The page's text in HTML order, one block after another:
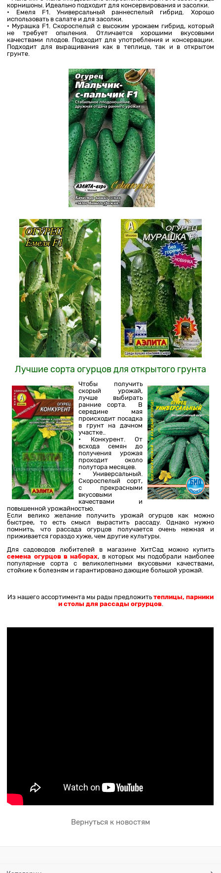
корнишоны. Идеально подходит для консервирования и засолки.
• Емеля F1. Универсальный раннеспелый гибрид. Хорошо
использовать в салате и для засолки.
• Мурашка F1. Скороспелый с высоким урожаем гибрид, который
не требует опыления. Отличается хорошими вкусовыми
качествами плодов. Подходит для употребления и консервации.
Подходит для выращивания как в теплице, так и в открытом
грунте.
Лучшие сорта огурцов для открытого грунта
Чтобы получить
скорый урожай,
лучше выбирать
ранние сорта. В
середине мая
происходит посадка
в грунт на дачном
участке..
• Конкурент. От
всхода семян до
получения урожая
проходит около
полутора месяцев.
• Универсальный.
Скороспелый сорт,
с прекрасными
вкусовыми
качествами и
повышенной урожайностью.
Если велико желание получить урожай огурцов как можно
быстрее, то есть смысл вырастить рассаду. Однако нужно
помнить, что рассада огурцов получается очень нежная и
приживается гораздо хуже, чем другие культуры.
Для садоводов любителей в магазине ХитСад можно купить
семена огурцов в наборах, в которых мы подобрали наиболее
популярные сорта с великолепными вкусовыми качествами,
стойкие к болезням и гарантировано дающие большой урожай.
Из нашего ассортимента мы рады предложитьтеплицы, парники
и столы для рассады огрурцов.
Вернуться к новостям